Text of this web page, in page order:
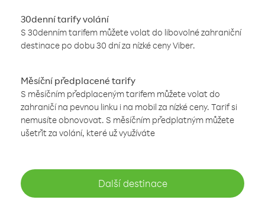
30denní tarify volání
S 30denním tarifem můžete volat do libovolné zahraniční
destinace po dobu 30 dní za nízké ceny Viber.
Měsíční předplacené tarify
S měsíčním předplaceným tarifem můžete volat do
zahraničí na pevnou linku i na mobil za nízké ceny. Tarif si
nemusíte obnovovat. S měsíčním předplatným můžete
ušetřit za volání, které už využíváte
Další destinace